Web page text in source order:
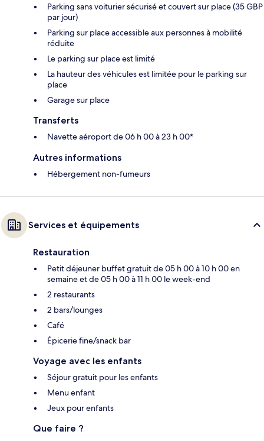
Parking sans voiturier sécurisé et couvert sur place (35 GBP
par jour)
Parking sur place accessible aux personnes à mobilité
réduite
Le parking sur place est limité
La hauteur des véhicules est limitée pour le parking sur
place
Garage sur place
Transferts
Navette aéroport de 06 h 00 à 23 h 00*
Autres informations
Hébergement non-fumeurs
Services et équipements
Restauration
Petit déjeuner buffet gratuit de 05 h 00 à 10 h 00 en
semaine et de 05 h 00 à 11 h 00 le week-end
2 restaurants
2 bars/lounges
Café
Épicerie fine/snack bar
Voyage avec les enfants
Séjour gratuit pour les enfants
Menu enfant
Jeux pour enfants
Que faire ?